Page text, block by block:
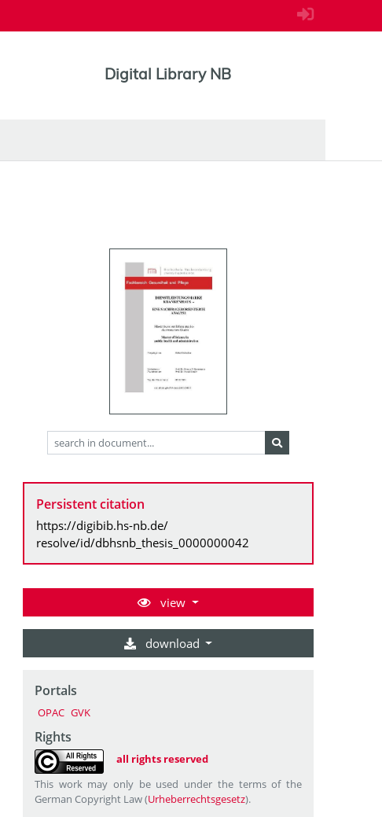
Digital Library NB
Persistent citation
https://digibib.hs-nb.de/
resolve/id/dbhsnb_thesis_0000000042
view
download
Portals
OPAC GVK
Rights
all rights reserved
This work may only be used under the terms of the
German Copyright Law (Urheberrechtsgesetz).